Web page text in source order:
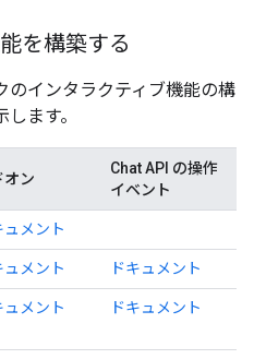
を構築する
のインタラクティブ機能の構
ます。
オン
Chat API の操作
イベント
ュメント
ュメント ドキュメント
ュメント ドキュメント